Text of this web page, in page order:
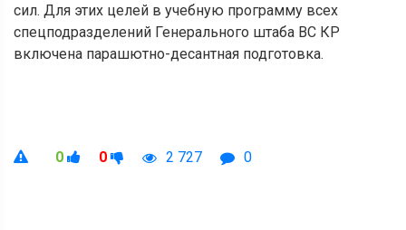
сил. Для этих целей в учебную программу всех
спецподразделений Генерального штаба ВС КР
включена парашютно-десантная подготовка.
0 0 2 727 0